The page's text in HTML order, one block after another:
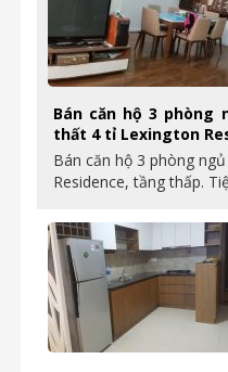
Bán căn hộ 3 phòng
thất 4 tỉ Lexington
Bán căn hộ 3 phòng
Residence, tầng thấp.